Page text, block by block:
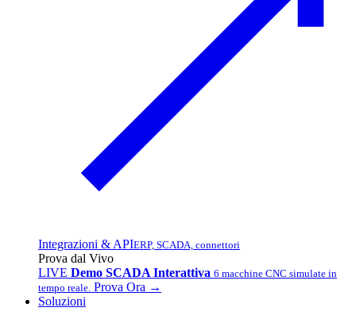
Integrazioni & APIERP, SCADA, connettori
Prova dal Vivo
LIVE Demo SCADA Interattiva 6 macchine CNC simulate in
tempo reale. Prova Ora →
Soluzioni